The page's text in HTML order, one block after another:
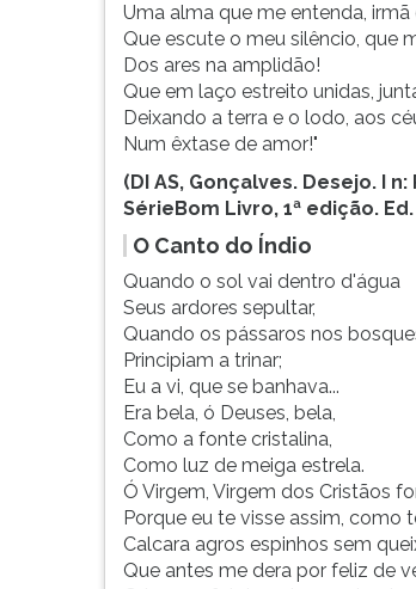
Uma alma que me entenda, irmã
Que escute o meu silêncio, que
Dos ares na amplidão!
Que em laço estreito unidas,
Deixando a terra e o lodo, aos
Num êxtase de amor!"
(DI AS, Gonçalves. Desejo. I
SérieBom Livro, 1ª edição.
O Canto do Índio
Quando o sol vai dentro d'água
Seus ardores sepultar,
Quando os pássaros nos
Principiam a trinar;
Eu a vi, que se banhava...
Era bela, ó Deuses, bela,
Como a fonte cristalina,
Como luz de meiga estrela.
Ó Virgem, Virgem dos Cristãos
Porque eu te visse assim, como
Calcara agros espinhos sem
Que antes me dera por feliz de